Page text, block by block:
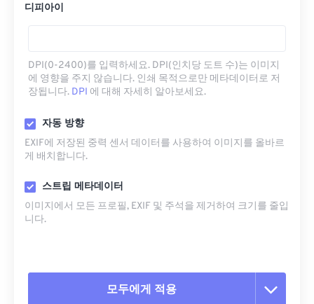
디피아이
DPI(0-2400)를 입력하세요. DPI(인치당 도트 수)는 이미지
에 영향을 주지 않습니다. 인쇄 목적으로만 메타데이터로 저
장됩니다. DPI 에 대해 자세히 알아보세요.
자동 방향
EXIF에 저장된 중력 센서 데이터를 사용하여 이미지를 올바르
게 배치합니다.
스트립 메타데이터
이미지에서 모든 프로필, EXIF ​​및 주석을 제거하여 크기를 줄입
니다.
모두에게 적용